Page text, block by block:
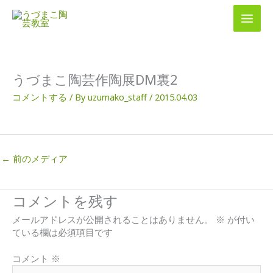
うづまこ陶芸作陶展DM裏2
コメントする / Byuzumako_staff/ 2015.04.03
← 前のメディア
コメントを残す
メールアドレスが公開されることはありません。 ※ が付い
ている欄は必須項目です
コメント ※